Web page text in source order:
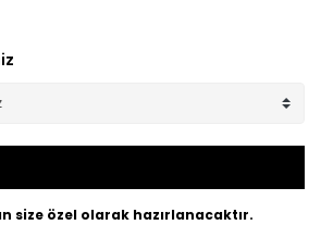
size özel olarak hazırlanacaktır.